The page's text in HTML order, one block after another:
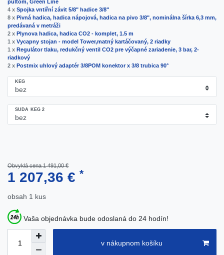
pultom, Green Line
4 x Spojka vntiřní závit 5/8" hadice 3/8"
8 x Pivná hadica, hadica nápojová, hadica na pivo 3/8", nominálna šírka 6,3 mm,
predávaná v metráži
2 x Plynova hadica, hadica CO2 - komplet, 1.5 m
1 x Vycapny stojan - model Tower,matný kartáčovaný, 2 riadky
1 x Regulátor tlaku, redukčný ventil CO2 pre výčapné zariadenie, 3 bar, 2-
riadkový
2 x Postmix uhlový adaptér 3/8POM konektor x 3/8 trubica 90°
KEG
SUDA KEG 2
Obvyklá cena 1 491,00 €
1 207,36 € *
obsah 1 kus
Vaša objednávka bude odoslaná do 24 hodín!
v nákupnom košíku